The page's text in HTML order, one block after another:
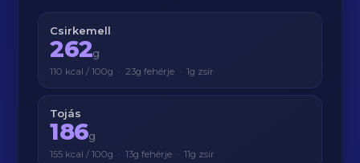
Csirkemell
262g
110 kcal / 100g · 23g fehérje · 1g zsír
Tojás
186g
155 kcal / 100g · 13g fehérje · 11g zsír